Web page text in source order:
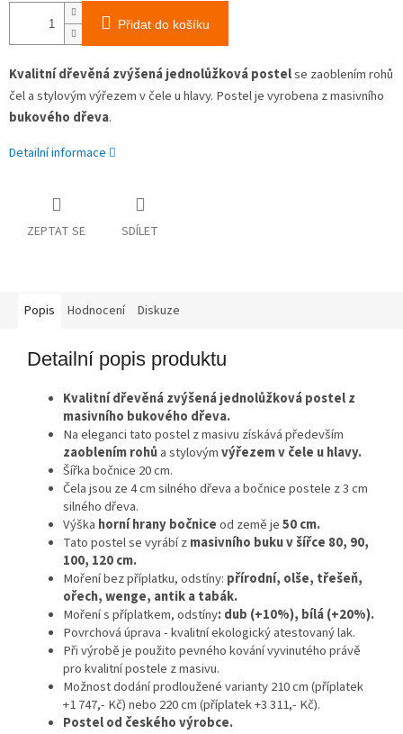
Přidat do košíku
Kvalitní dřevěná zvýšená jednolůžková postelse zaoblením rohů
čel a stylovým výřezem v čele u hlavy. Postel je vyrobena z masivního
bukového dřeva.
Detailní informace
ZEPTAT SE SDÍLET
Popis Hodnocení Diskuze
Detailní popis produktu
Kvalitní dřevěná zvýšená jednolůžková postel z
masivního bukového dřeva.
Na eleganci tato postel z masivu získává především
zaoblením rohůa stylovýmvýřezem v čele u hlavy.
Šířka bočnice 20 cm.
Čela jsou ze 4 cm silného dřeva a bočnice postele z 3 cm
silného dřeva.
Výška horní hrany bočniceod země je50 cm.
Tato postel se vyrábí zmasivního bukuvšířce 80, 90,
100, 120 cm.
Moření bez příplatku, odstíny: přírodní, olše, třešeň,
ořech, wenge, antik a tabák.
Moření s příplatkem, odstíny: dub (+10%), bílá (+20%).
Povrchová úprava - kvalitní ekologický atestovaný lak.
Při výrobě je použito pevného kování vyvinutého právě
pro kvalitní postele z masivu.
Možnost dodání prodloužené varianty 210 cm (příplatek
+1 747,- Kč) nebo 220 cm (příplatek +3 311,- Kč).
Postel od českého výrobce.